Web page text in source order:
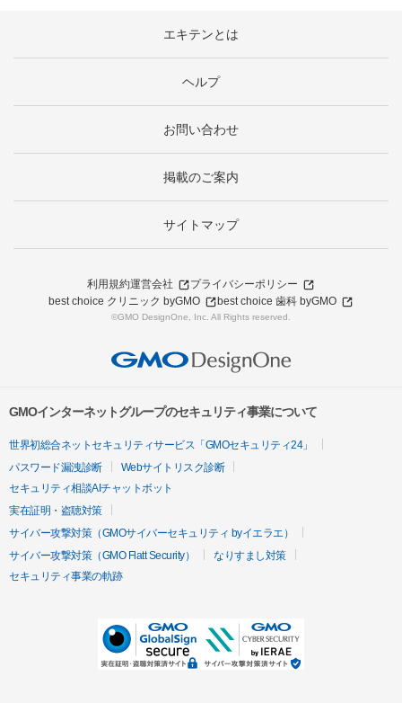
エキテンとは
ヘルプ
お問い合わせ
掲載のご案内
サイトマップ
利用規約運営会社
プライバシーポリシー
best choice クリニック byGMO
best choice 歯科 byGMO
©GMO DesignOne, Inc. All Rights reserved.
GMOインターネットグループのセキュリティ事業について
世界初総合ネットセキュリティサービス「GMOセキュリティ24」
パスワード漏洩診断
Webサイトリスク診断
セキュリティ相談AIチャットボット
実在証明・盗聴対策
サイバー攻撃対策（GMOサイバーセキュリティ byイエラエ）
サイバー攻撃対策（GMO Flatt Security）
なりすまし対策
セキュリティ事業の軌跡